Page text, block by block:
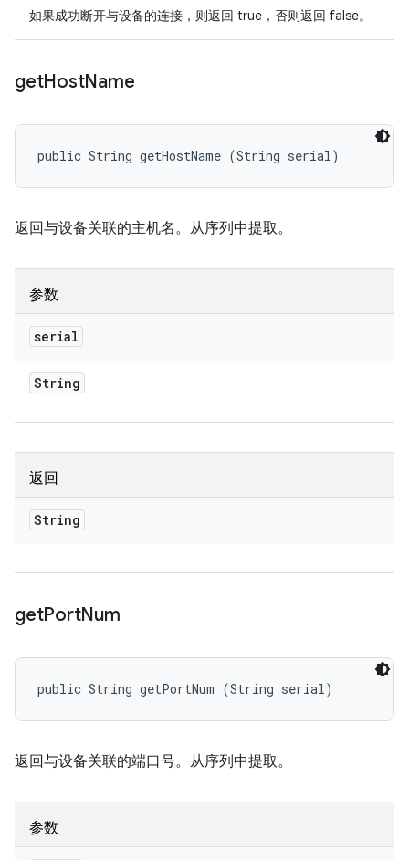
如果成功断开与设备的连接，则返回 true，否则返回 false。
getHostName
public String getHostName (String serial)
返回与设备关联的主机名。从序列中提取。
参数
serial
String
返回
String
getPortNum
public String getPortNum (String serial)
返回与设备关联的端口号。从序列中提取。
参数